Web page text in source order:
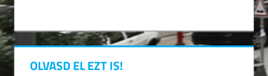
OLVASD EL EZT IS!